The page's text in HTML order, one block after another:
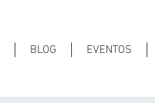
BLOG EVENTOS